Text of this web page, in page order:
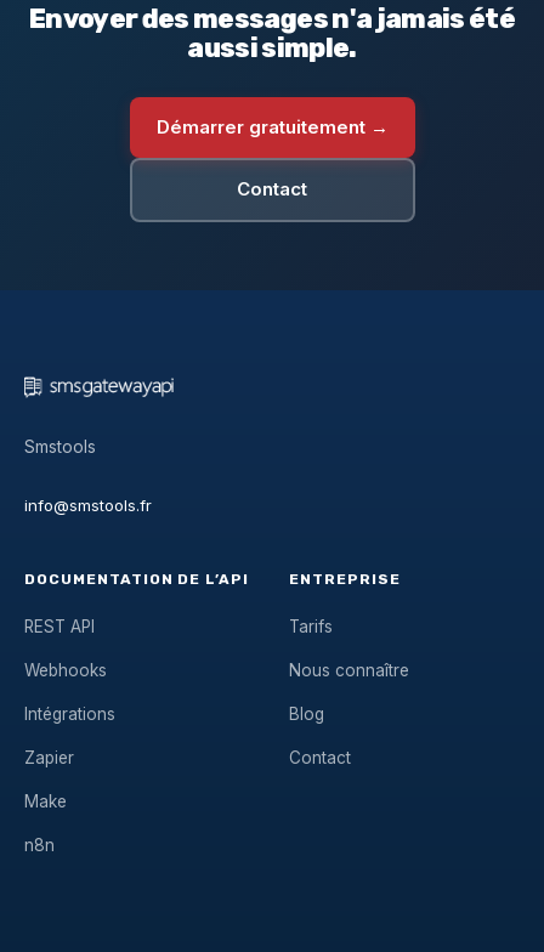
Envoyer des messages n'a jamais été
aussi simple.
Démarrer gratuitement →
Contact
Smstools
info@smstools.fr
DOCUMENTATION DE L’API
REST API
Webhooks
Intégrations
Zapier
Make
n8n
ENTREPRISE
Tarifs
Nous connaître
Blog
Contact